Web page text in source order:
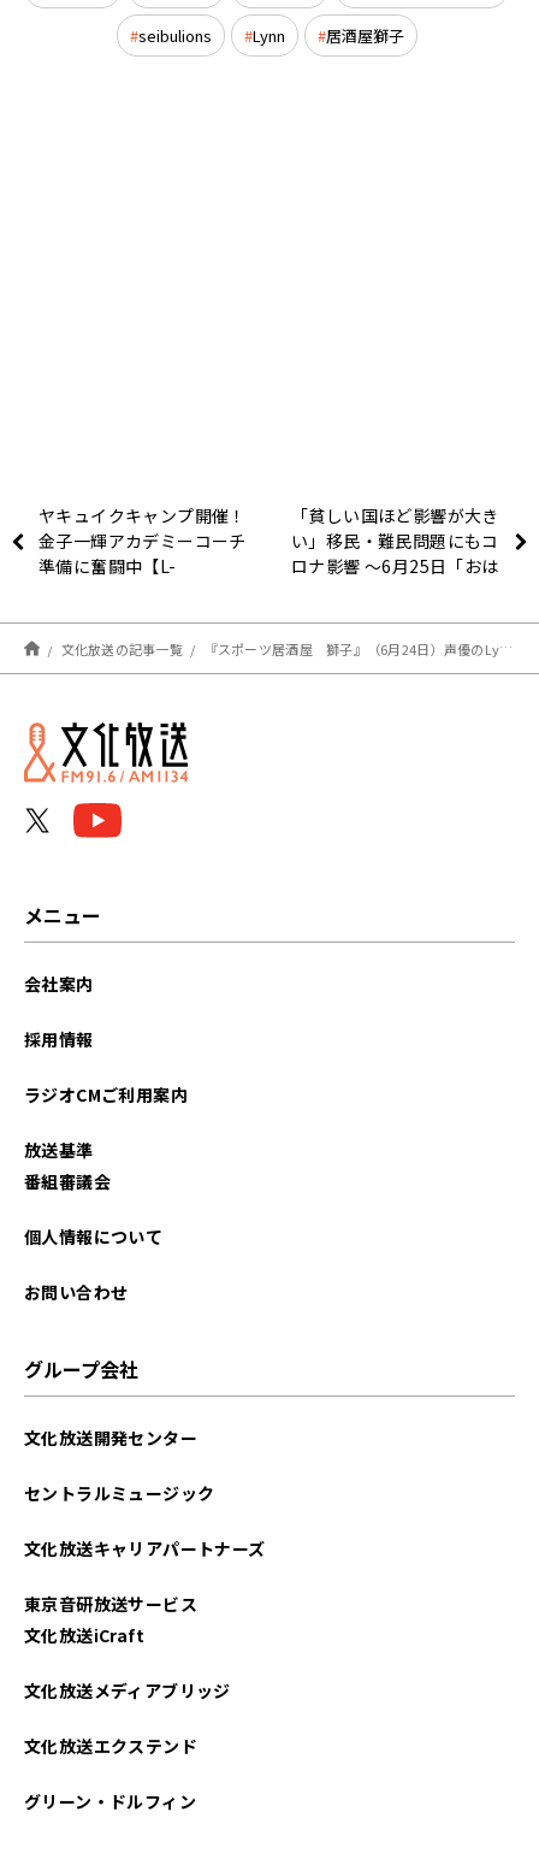
seibulions Lynn 居酒屋獅子
ヤキュイクキャンプ開催！
金子一輝アカデミーコーチ
準備に奮闘中【L-
イター)
「貧しい国ほど影響が大き
い」移民・難民問題にもコ
ロナ影響 ～6月25日「おは
文化放送の記事一覧 『スポーツ居酒屋 獅子』（6月24日）声優のLynnさんがご来店！
メニュー
会社案内
採用情報
ラジオCMご利用案内
放送基準
番組審議会
個人情報について
お問い合わせ
グループ会社
文化放送開発センター
セントラルミュージック
文化放送キャリアパートナーズ
東京音研放送サービス
文化放送iCraft
文化放送メディアブリッジ
文化放送エクステンド
グリーン・ドルフィン